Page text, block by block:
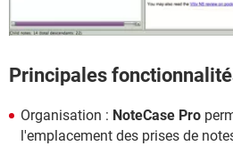
Principales
Organisation : NoteCase Pro
l'emplacement des prises de